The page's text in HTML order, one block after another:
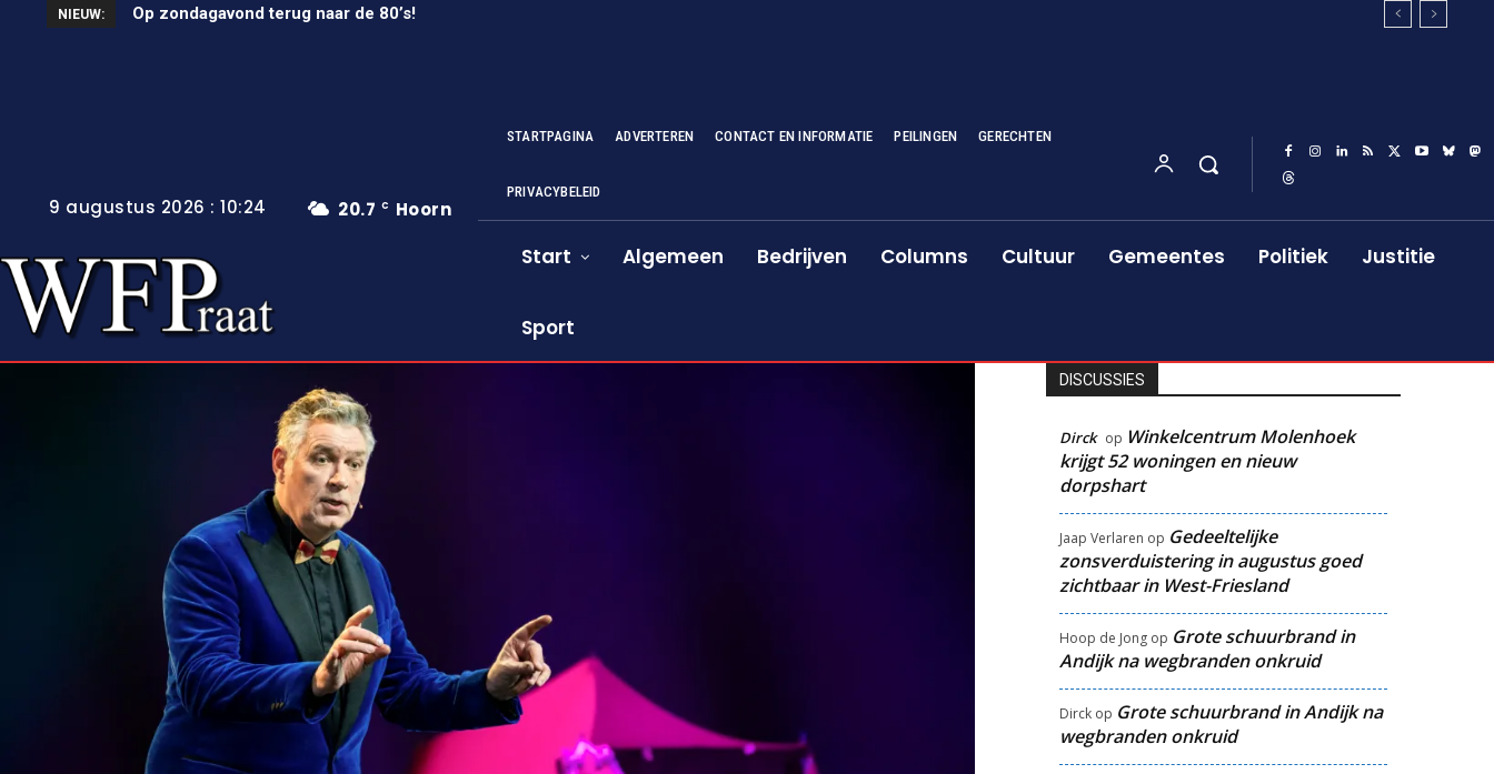
NIEUW: Op zondagavond terug naar de 80’s!
Unieke wielerkoers in Wervershoof
20.7 C Hoorn
9 augustus 2026 : 10:24
STARTPAGINA ADVERTEREN CONTACT EN INFORMATIE PEILINGEN GERECHTEN
PRIVACYBELEID
Start Algemeen Bedrijven Columns Cultuur Gemeentes Politiek Justitie
Sport
DISCUSSIES
Dirck op Winkelcentrum Molenhoek
krijgt 52 woningen en nieuw
dorpshart
Jaap Verlaren op Gedeeltelijke
zonsverduistering in augustus goed
zichtbaar in West-Friesland
Hoop de Jongop Grote schuurbrand in
Andijk na wegbranden onkruid
Dirckop Grote schuurbrand in Andijk na
wegbranden onkruid